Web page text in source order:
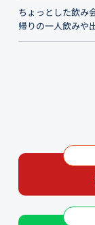
ちょっとした飲み
帰りの一人飲みや